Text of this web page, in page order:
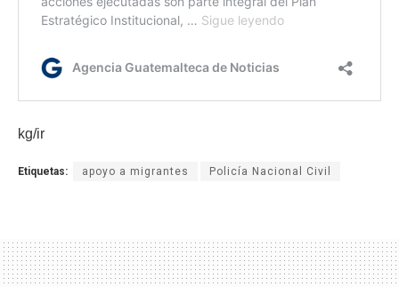
kg/ir
Etiquetas: apoyo a migrantes Policía Nacional Civil